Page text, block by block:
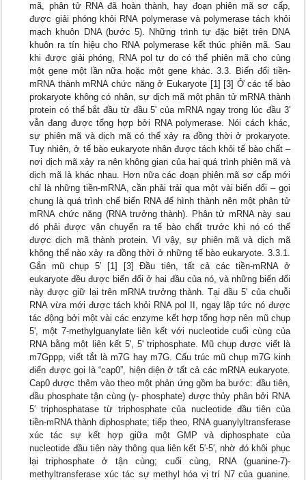
mã, phân tử RNA đã hoàn thành, hay đoạn phiên mã sơ cấp,
được giải phóng khỏi RNA polymerase và polymerase tách khỏi
mạch khuôn DNA (bước 5). Những trình tự đặc biệt trên DNA
khuôn ra tín hiệu cho RNA polymerase kết thúc phiên mã. Sau
khi được giải phóng, RNA pol tự do có thể phiên mã cho cùng
một gene một lần nữa hoặc một gene khác. 3.3. Biến đổi tiền-
mRNA thành mRNA chức năng ở Eukaryote [1] [3] Ở các tế bào
prokaryote không có nhân, sự dịch mã một phân tử mRNA thành
protein có thể bắt đầu từ đầu 5' của mRNA ngay trong lúc đầu 3'
vẫn đang được tổng hợp bởi RNA polymerase. Nói cách khác,
sự phiên mã và dịch mã có thể xảy ra đồng thời ở prokaryote.
Tuy nhiên, ở tế bào eukaryote nhân được tách khỏi tế bào chất –
nơi dịch mã xảy ra nên không gian của hai quá trình phiên mã và
dịch mã là khác nhau. Hơn nữa các đoạn phiên mã sơ cấp mới
chỉ là những tiền-mRNA, cần phải trải qua một vài biến đổi – gọi
chung là quá trình chế biến RNA để hình thành nên một phân tử
mRNA chức năng (RNA trưởng thành). Phân tử mRNA này sau
đó phải được vận chuyển ra tế bào chất trước khi nó có thể
được dịch mã thành protein. Vì vậy, sự phiên mã và dịch mã
không thể nào xảy ra đồng thời ở những tế bào eukaryote. 3.3.1.
Gắn mũ chụp 5’ [1] [3] Đầu tiên, tất cả các tiền-mRNA ở
eukaryote đều được biến đổi ở hai đầu của nó, và những biến đổi
này được giữ lại trên mRNA trưởng thành. Tại đầu 5' của chuỗi
RNA vừa mới được tách khỏi RNA pol II, ngay lập tức nó được
tác động bởi một vài các enzyme kết hợp tổng hợp nên mũ chụp
5', một 7-methylguanylate liên kết với nucleotide cuối cùng của
RNA bằng một liên kết 5', 5' triphosphate. Mũ chụp được viết là
m7Gppp, viết tắt là m7G hay m7G. Cấu trúc mũ chụp m7G kinh
điển được gọi là “cap0”, hiện diện ở tất cả các mRNA eukaryote.
Cap0 được thêm vào theo một phản ứng gồm ba bước: đầu tiên,
đầu phosphate tận cùng (γ- phosphate) được thủy phân bởi RNA
5′ triphosphatase từ triphosphate của nucleotide đầu tiên của
tiền-mRNA thành diphosphate; tiếp theo, RNA guanylyltransferase
xúc tác sự kết hợp giữa một GMP và diphosphate của
nucleotide đầu tiên này thông qua liên kết 5′-5′, nhờ đó khôi phục
lại triphosphate ở tận cùng; cuối cùng, RNA (guanine-7)-
methyltransferase xúc tác sự methyl hóa vị trí N7 của guanine.